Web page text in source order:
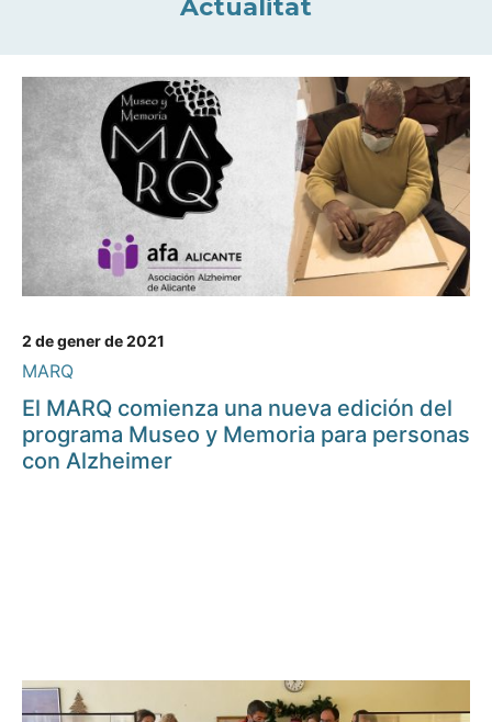
Actualitat
2 de gener de 2021
MARQ
El MARQ comienza una nueva edición del
programa Museo y Memoria para personas
con Alzheimer